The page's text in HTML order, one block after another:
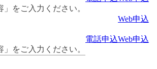
をご入力ください。
Web申込
をご入力ください。
電話申込Web申込